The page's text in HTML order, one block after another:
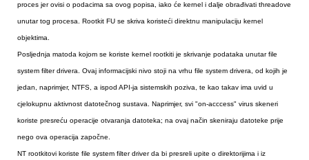
proces jer ovisi o podacima sa ovog popisa, iako će kernel i dalje obrađivati threadove
unutar tog procesa. Rootkit FU se skriva koristeći direktnu manipulaciju kernel
objektima.
Posljednja matoda kojom se koriste kernel rootkiti je skrivanje podataka unutar file
system filter drivera. Ovaj informacijski nivo stoji na vrhu file system drivera, od kojih je
jedan, naprimjer, NTFS, a ispod API-ja sistemskih poziva, te kao takav ima uvid u
cjelokupnu aktivnost datotečnog sustava. Naprimjer, svi "on-acccess" virus skeneri
koriste presreću operacije otvaranja datoteka; na ovaj način skeniraju datoteke prije
nego ova operacija započne.
NT rootkitovi koriste file system filter driver da bi presreli upite o direktorijima i iz